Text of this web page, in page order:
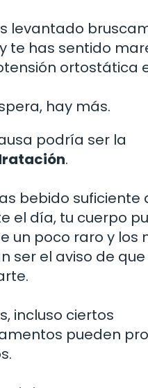
levantado
te has sentido
ortostática
hay más.
podría ser la
.
bebido suficiente
el día, tu cuerpo
un poco raro y los
ser el aviso de
incluso ciertos
pueden